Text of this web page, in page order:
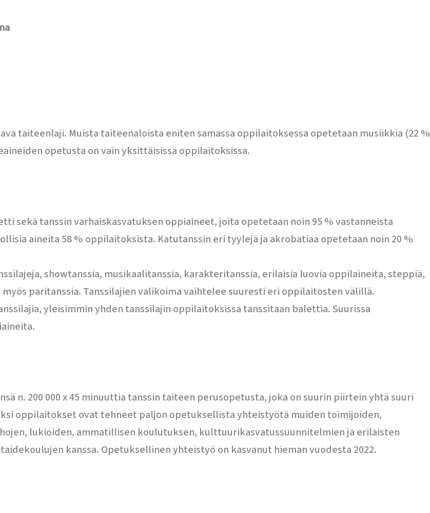
taiteenlaji. Muista taiteenaloista eniten samassa oppilaitoksessa opetetaan musiikkia (22 %
opetusta on vain yksittäisissä oppilaitoksissa.
sekä tanssin varhaiskasvatuksen oppiaineet, joita opetetaan noin 95 % vastanneista
aineita 58 % oppilaitoksista. Katutanssin eri tyylejä ja akrobatiaa opetetaan noin 20 %
showtanssia, musikaalitanssia, karakteritanssia, erilaisia luovia oppilaineita, steppiä,
paritanssia. Tanssilajien valikoima vaihtelee suuresti eri oppilaitosten välillä.
yleisimmin yhden tanssilajin oppilaitoksissa tanssitaan balettia. Suurissa
n. 200 000 x 45 minuuttia tanssin taiteen perusopetusta, joka on suurin piirtein yhtä suuri
oppilaitokset ovat tehneet paljon opetuksellista yhteistyötä muiden toimijoiden,
lukioiden, ammatillisen koulutuksen, kulttuurikasvatussuunnitelmien ja erilaisten
kanssa. Opetuksellinen yhteistyö on kasvanut hieman vuodesta 2022.